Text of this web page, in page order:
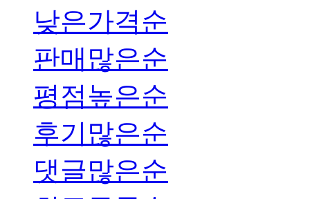
낮은가격순
판매많은순
평점높은순
후기많은순
댓글많은순